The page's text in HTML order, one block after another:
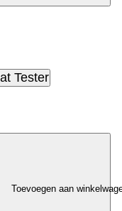
Tester
Toevoegen aan